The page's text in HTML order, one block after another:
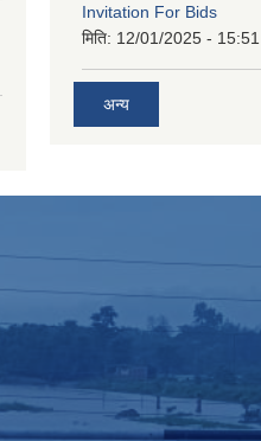
Invitation For Bids
मिति: 12/01/2025 - 15:51
अन्य